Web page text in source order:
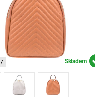
Skladem